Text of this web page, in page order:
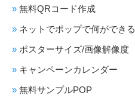
無料QRコード作成
ネットでポップで何ができる
ポスターサイズ/画像解像度
キャンペーンカレンダー
無料サンプルPOP